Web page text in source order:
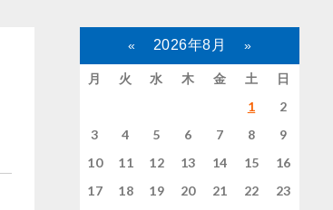
« 2026年8月 »
月 火 水 木 金 土
日
1
2
3
4 5 6 7 8
9
10
11 12 13 14 15
16
17
18 19 20 21 22
23